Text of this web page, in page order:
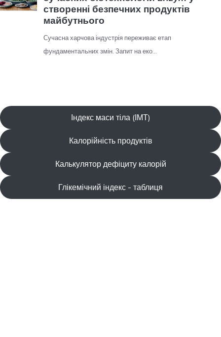
Індекс маси тіла (ІМТ)
Калорійність продуктів
Калькулятор дефіциту калорій
Глікемічний індекс - таблиця